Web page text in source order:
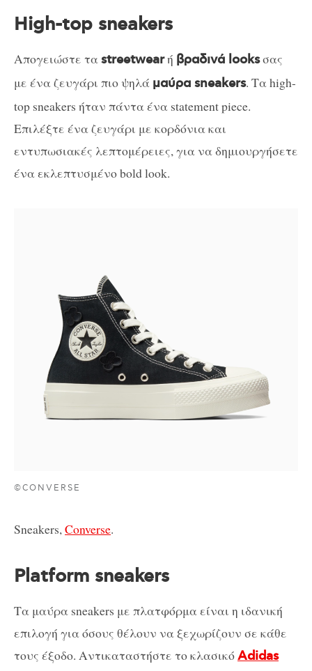
High-top sneakers
Απογειώστε ταstreetwearή βραδινά looksσας
με ένα ζευγάρι πιο ψηλά μαύρα sneakers. Τα high-
top sneakers ήταν πάντα ένα statement piece.
Επιλέξτε ένα ζευγάρι με κορδόνια και
εντυπωσιακές λεπτομέρειες, για να δημιουργήσετε
ένα εκλεπτυσμένο bold look.
©CONVERSE
Sneakers,Converse.
Platform sneakers
Τα μαύρα sneakers με πλατφόρμα είναι η ιδανική
επιλογή για όσους θέλουν να ξεχωρίζουν σε κάθε
τους έξοδο. Αντικαταστήστε το κλασικόAdidas